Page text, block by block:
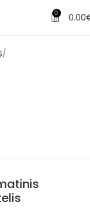
0 0.00